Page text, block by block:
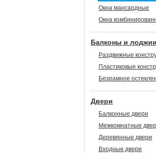
Окна мансардные
Окна
Балконы и лоджии
Раздвижные
Пластиковые
Безрамное
Двери
Балконные двери
Межкомнатные
Деревянные двери
Входные двери